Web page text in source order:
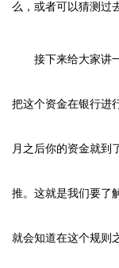
么，或者可以猜测过
接下来给大家讲
把这个资金在银行进
月之后你的资金就到
推。这就是我们要了
就会知道在这个规则